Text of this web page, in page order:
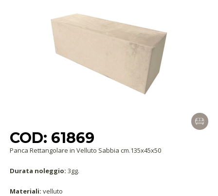
COD: 61869
Panca Rettangolare in Velluto Sabbia cm.135x45x50
Durata noleggio: 3gg.
Materiali: velluto